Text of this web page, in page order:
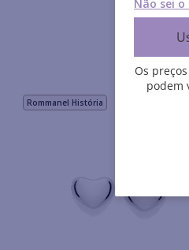
Rommanel História
Não sei o
Os
podem